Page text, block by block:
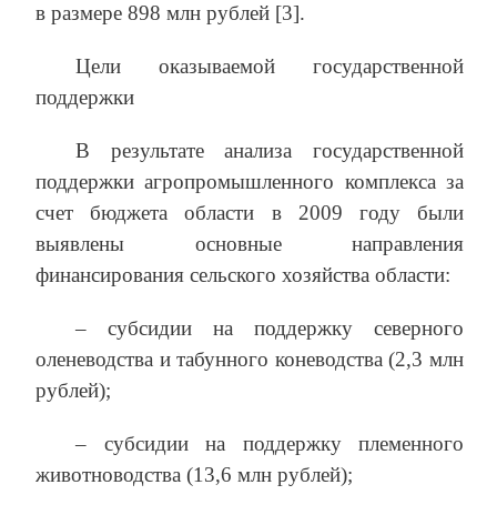
в размере 898 млн рублей [3].
Цели оказываемой государственной
поддержки
В результате анализа государственной
поддержки агропромышленного комплекса за
счет бюджета области в 2009 году были
выявлены основные направления
финансирования сельского хозяйства области:
– субсидии на поддержку северного
оленеводства и табунного коневодства (2,3 млн
рублей);
– субсидии на поддержку племенного
животноводства (13,6 млн рублей);